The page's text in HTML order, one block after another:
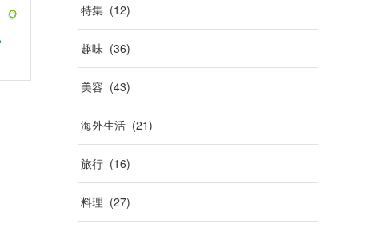
特集 (12)
趣味 (36)
美容 (43)
海外生活 (21)
旅行 (16)
料理 (27)